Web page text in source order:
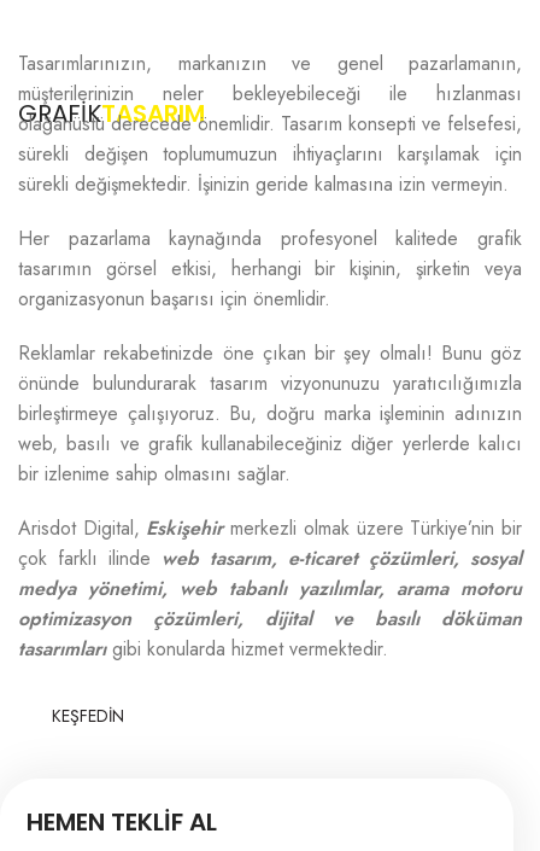
GRAFİKTASARIM
Tasarımlarınızın, markanızın ve genel pazarlamanın,
müşterilerinizin neler bekleyebileceği ile hızlanması
olağanüstü derecede önemlidir. Tasarım konsepti ve felsefesi,
sürekli değişen toplumumuzun ihtiyaçlarını karşılamak için
sürekli değişmektedir. İşinizin geride kalmasına izin vermeyin.
Her pazarlama kaynağında profesyonel kalitede grafik
tasarımın görsel etkisi, herhangi bir kişinin,şirketin veya
organizasyonun başarısı için önemlidir.
Reklamlar rekabetinizde öne çıkan bir şey olmalı! Bunu göz
önünde bulundurarak tasarım vizyonunuzu yaratıcılığımızla
birleştirmeye çalışıyoruz. Bu, doğru marka işleminin adınızın
web, basılı ve grafik kullanabileceğiniz diğer yerlerde kalıcı
bir izlenime sahip olmasını sağlar.
Arisdot Digital, Eskişehirmerkezli olmak üzere Türkiye’nin bir
çok farklı ilinde web tasarım, e-ticaret çözümleri, sosyal
medya yönetimi, web tabanlı yazılımlar, arama motoru
optimizasyon çözümleri, dijital ve basılı döküman
tasarımlarıgibi konularda hizmet vermektedir.
KEŞFEDİN
HEMEN TEKLİF AL